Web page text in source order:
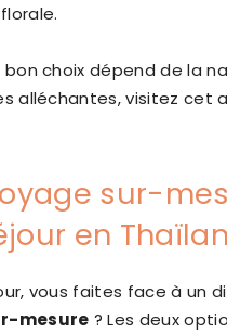
choix dépend de la
alléchantes, visitez cet
sur-
en
vous faites face à un
mesure ? Les deux